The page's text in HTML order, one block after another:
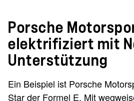
Porsche
elektrifiziert mit
Unterstützung
Ein Beispiel ist Porsche
Star der Formel E. Mit